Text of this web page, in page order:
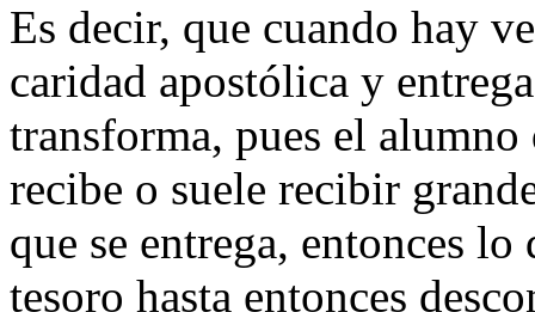
Es decir, que cuando hay
caridad apostólica y
transforma, pues el alumno
recibe o suele recibir
que se entrega, entonces
tesoro hasta entonces